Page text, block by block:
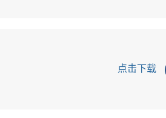
点击下载